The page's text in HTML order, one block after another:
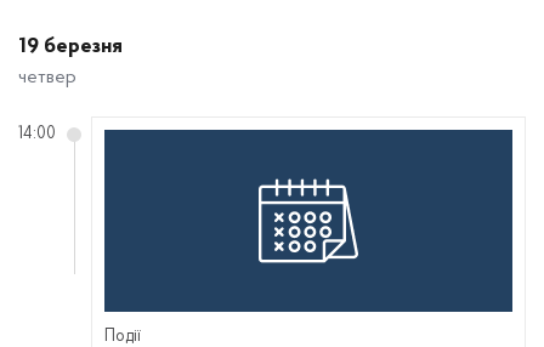
19 березня
четвер
Події
14:00